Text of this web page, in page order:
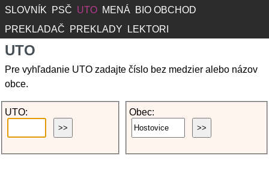
SLOVNÍK PSČ UTO MENÁ
BIO OBCHOD
PREKLADAČ
PREKLADY LEKTORI
UTO
Pre vyhľadanie UTO zadajte číslo bez medzier alebo názov
obce.
UTO: Obec: